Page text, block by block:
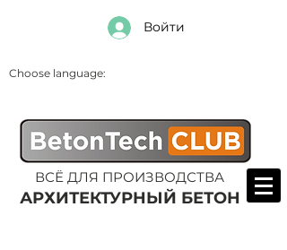
Войти
Choose language:
АРХИТЕКТУРНЫЙ БЕТОН
ВСЁ ДЛЯ ПРОИЗВОДСТВА